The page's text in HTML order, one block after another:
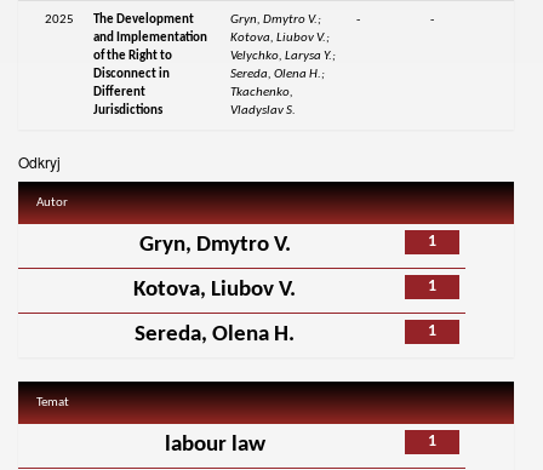
2025
The Development
and Implementation
of the Right to
Disconnect in
Different
Jurisdictions
Gryn, Dmytro V.;
Kotova, Liubov V.;
Velychko, Larysa Y.;
Sereda, Olena H.;
Tkachenko,
Vladyslav S.
- -
Odkryj
Autor
1
Gryn, Dmytro V.
1
Kotova, Liubov V.
1
Sereda, Olena H.
Temat
1
labour law